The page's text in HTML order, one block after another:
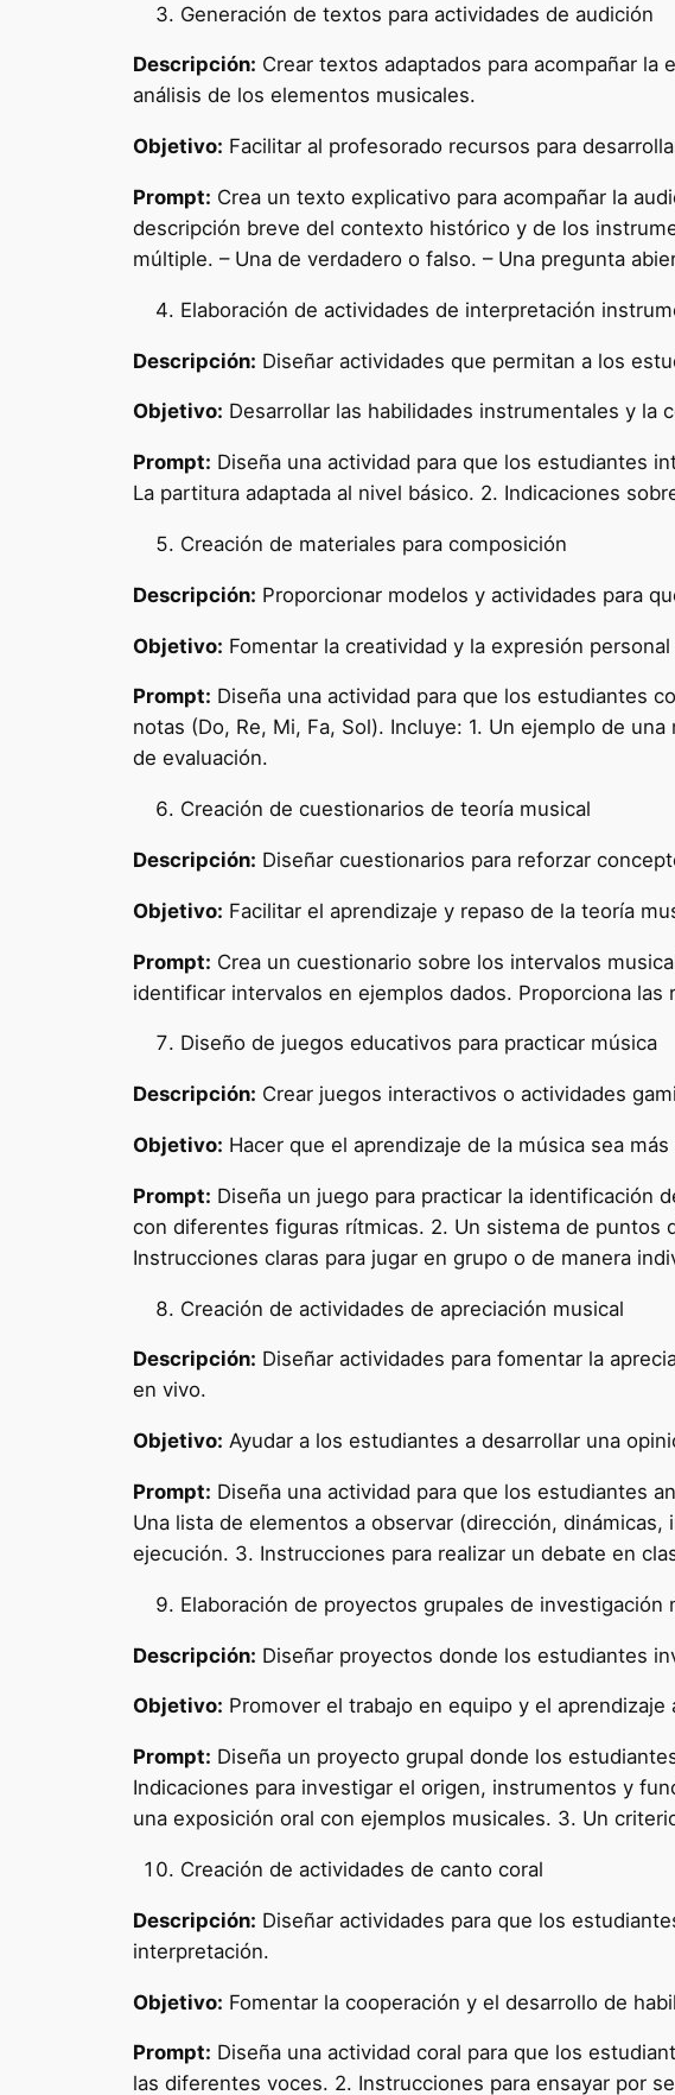
Generación de textos para actividades de audición
Descripción: Crear textos adaptados para acompañar
análisis de los elementos musicales.
Objetivo: Facilitar al profesorado recursos para
Prompt: Crea un texto explicativo para acompañar la
descripción breve del contexto histórico y de los
múltiple. – Una de verdadero o falso. – Una pregunta
Elaboración de actividades de interpretación
Descripción: Diseñar actividades que permitan a los
Objetivo: Desarrollar las habilidades instrumentales y la
Prompt: Diseña una actividad para que los estudiantes
La partitura adaptada al nivel básico. 2. Indicaciones
Creación de materiales para composición
Descripción: Proporcionar modelos y actividades para
Objetivo: Fomentar la creatividad y la expresión
Prompt: Diseña una actividad para que los estudiantes
notas (Do, Re, Mi, Fa, Sol). Incluye: 1. Un ejemplo de
de evaluación.
Creación de cuestionarios de teoría musical
Descripción: Diseñar cuestionarios para reforzar
Objetivo: Facilitar el aprendizaje y repaso de la teoría
Prompt: Crea un cuestionario sobre los intervalos
identificar intervalos en ejemplos dados. Proporciona
Diseño de juegos educativos para practicar música
Descripción: Crear juegos interactivos o actividades
Objetivo: Hacer que el aprendizaje de la música sea
Prompt: Diseña un juego para practicar la identificación
con diferentes figuras rítmicas. 2. Un sistema de
Instrucciones claras para jugar en grupo o de manera
Creación de actividades de apreciación musical
Descripción: Diseñar actividades para fomentar la
en vivo.
Objetivo: Ayudar a los estudiantes a desarrollar una
Prompt: Diseña una actividad para que los estudiantes
Una lista de elementos a observar (dirección,
ejecución. 3. Instrucciones para realizar un debate en
Elaboración de proyectos grupales de investigación
Descripción: Diseñar proyectos donde los estudiantes
Objetivo: Promover el trabajo en equipo y el
Prompt: Diseña un proyecto grupal donde los
Indicaciones para investigar el origen, instrumentos y
una exposición oral con ejemplos musicales. 3. Un
Creación de actividades de canto coral
Descripción: Diseñar actividades para que los
interpretación.
Objetivo: Fomentar la cooperación y el desarrollo de
Prompt: Diseña una actividad coral para que los
las diferentes voces. 2. Instrucciones para ensayar por